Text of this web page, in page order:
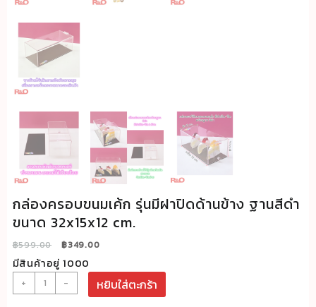
กล่องครอบขนมเค้ก รุ่นมีฝาปิดด้านข้าง ฐานสีดำ
ขนาด 32x15x12 cm.
฿599.00
Original
price
was:
฿599.00.
฿349.00Current
is:
฿349.00.
มีสินค้าอยู่ 1000
+
จำนวน
กล่อง
- หยิบใส่ตะกร้า